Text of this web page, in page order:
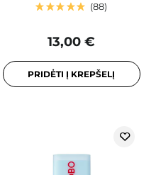
88
13,00 €
PRIDĖTI Į KREPŠELĮ